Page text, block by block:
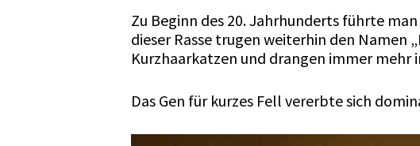
Zu Beginn des 20. Jahrhunderts führte
dieser Rasse trugen weiterhin den Namen
Kurzhaarkatzen und drangen immer mehr
Das Gen für kurzes Fell vererbte sich